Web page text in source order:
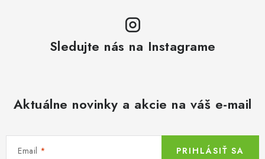
Sledujte nás na Instagrame
Aktuálne novinky a akcie na váš e-mail
Email PRIHLÁSIŤ SA